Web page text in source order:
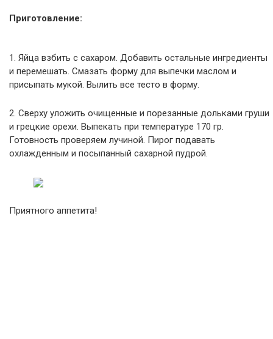
Приготовление:
1. Яйца взбить с сахаром. Добавить остальные ингредиенты
и перемешать. Смазать форму для выпечки маслом и
присыпать мукой. Вылить все тесто в форму.
2. Сверху уложить очищенные и порезанные дольками груши
и грецкие орехи. Выпекать при температуре 170 гр.
Готовность проверяем лучиной. Пирог подавать
охлажденным и посыпанный сахарной пудрой.
Приятного аппетита!